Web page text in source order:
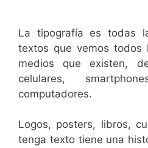
La tipografía es todas
textos que vemos todos
medios que existen,
celulares,
computadores.
Logos, posters, libros,
tenga texto tiene una